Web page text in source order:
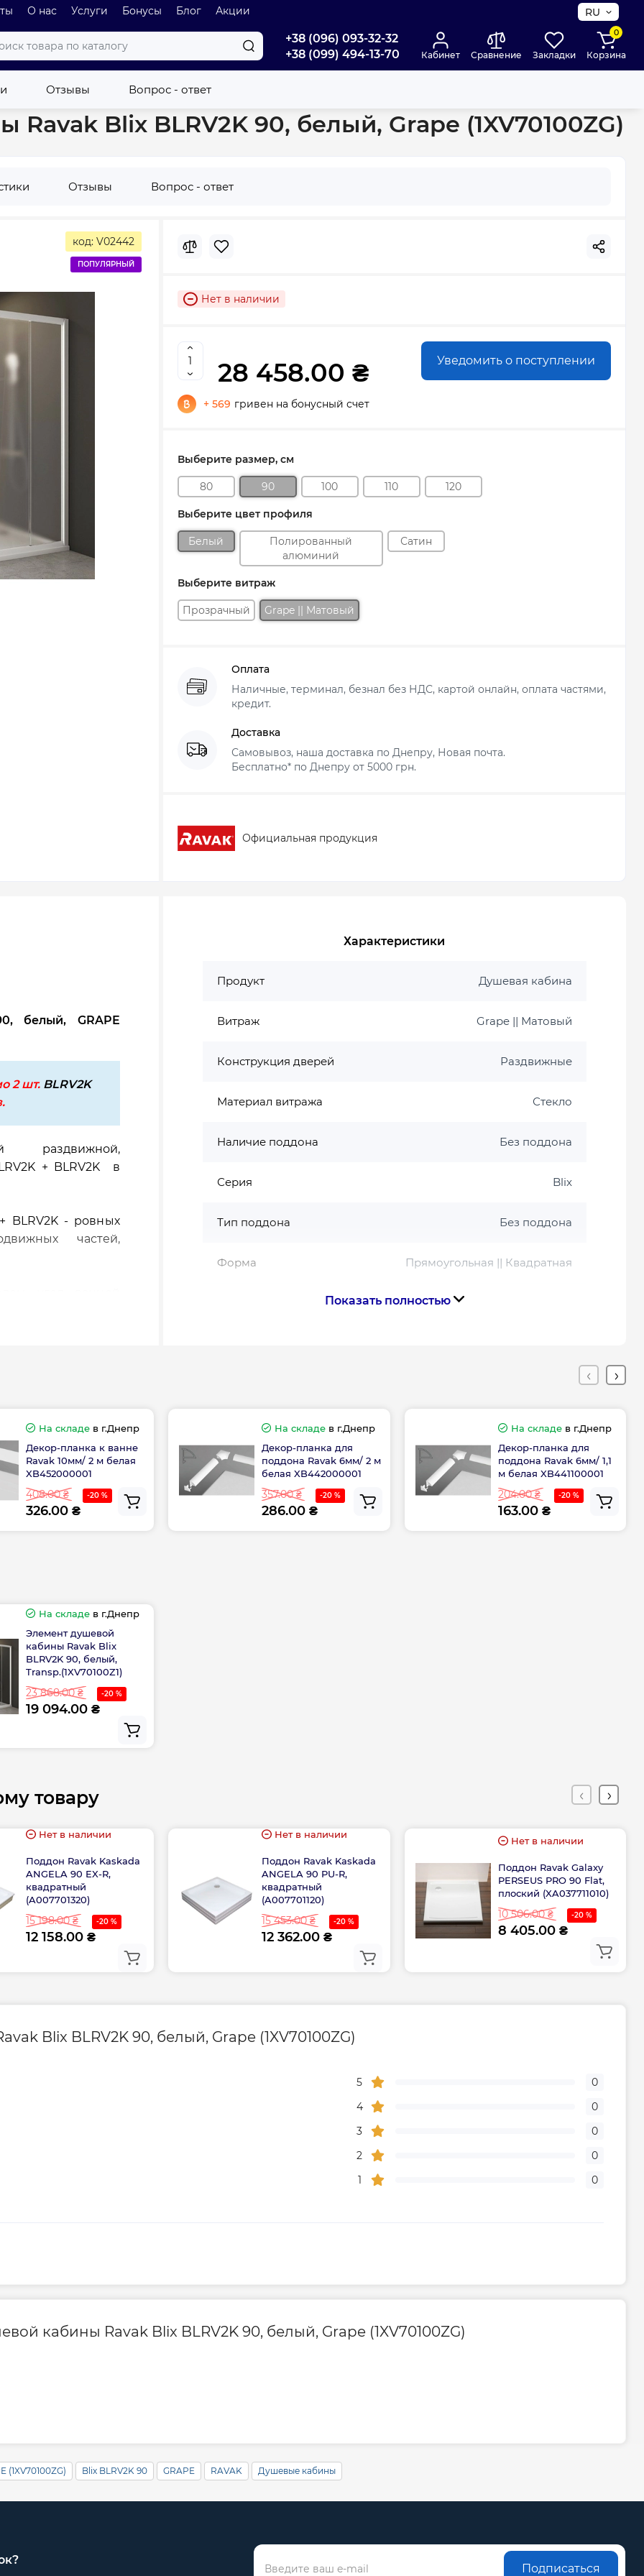
О нас Услуги Бонусы Блог Акции RU
+38 (096) 093-32-32
+38 (099) 494-13-70
Кабинет Сравнение Закладки
0
Корзина
Отзывы Вопрос - ответ
Элемент душевой кабины Ravak Blix BLRV2K 90, белый, Grape (1XV70100ZG)
Blix BLRV2K 90, белый, Grape (1XV70100ZG)
Отзывы Вопрос - ответ
код: V02442
ПОПУЛЯРНЫЙ
Нет в наличии
28 458.00 ₴ Уведомить о поступлении
+ 569 гривен на бонусный счет
Выберите размер, см
80 90 100 110 120
Выберите цвет профиля
Белый
Полированный
алюминий
Сатин
Выберите витраж
Прозрачный Grape || Матовый
Оплата
Наличные, терминал, безнал без НДС, картой онлайн, оплата частями,
кредит.
Доставка
Самовывоз, наша доставка по Днепру, Новая почта.
Бесплатно* по Днепру от 5000 грн.
Официальная продукция
белый, GRAPE
2 шт. BLRV2K
раздвижной,
+ BLRV2K в
BLRV2K - ровных
частей,
угол ванной
уголка.
алюминий
grape/grafit
Характеристики
Продукт Душевая кабина
Витраж Grape || Матовый
Конструкция дверей Раздвижные
Материал витража Стекло
Наличие поддона Без поддона
Серия Blix
Тип поддона Без поддона
Форма Прямоугольная || Квадратная
Высота, см 190
Длина, см 90
Ширина, см
Показать полностью
На складев г.Днепр
Декор-планка к ванне
Ravak 10мм/ 2 м белая
XB452000001
408.00 ₴ -20 %
326.00 ₴
На складе в г.Днепр
Декор-планка для
поддона Ravak 6мм/ 2 м
белая XB442000001
357.00 ₴ -20 %
286.00 ₴
На складев г.Днепр
Декор-планка для
поддона Ravak 6мм/ 1,1
м белая XB441100001
204.00 ₴ -20 %
163.00 ₴
На складев г.Днепр
Элемент душевой
кабины Ravak Blix
BLRV2K 90, белый,
Transp.(1XV70100Z1)
23 868.00 ₴ -20 %
19 094.00 ₴
товару
Нет в наличии
Поддон Ravak Kaskada
ANGELA 90 EX-R,
квадратный
(A007701320)
15 198.00 ₴ -20 %
12 158.00 ₴
Нет в наличии
Поддон Ravak Kaskada
ANGELA 90 PU-R,
квадратный
(A007701120)
15 453.00 ₴ -20 %
12 362.00 ₴
Нет в наличии
Поддон Ravak Galaxy
PERSEUS PRO 90 Flat,
плоский (XA037711010)
10 506.00 ₴ -20 %
8 405.00 ₴
Blix BLRV2K 90, белый, Grape (1XV70100ZG)
5
0
4
0
3
0
2
0
1
0
кабины Ravak Blix BLRV2K 90, белый, Grape (1XV70100ZG)
(1XV70100ZG) Blix BLRV2K 90 GRAPE RAVAK Душевые кабины
Подписаться